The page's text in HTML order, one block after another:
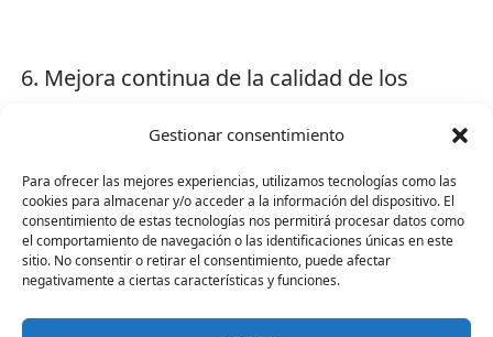
Gestionar consentimiento
Para ofrecer las mejores experiencias, utilizamos tecnologías como las
cookies para almacenar y/o acceder a la información del dispositivo. El
consentimiento de estas tecnologías nos permitirá procesar datos como
el comportamiento de navegación o las identificaciones únicas en este
sitio. No consentir o retirar el consentimiento, puede afectar
negativamente a ciertas características y funciones.
Mejora continua de la calidad de los
instalaciones, equipos y medios
disponibles, gracias al estudio de las
necesidades de partes interesadas y
análisis de la gestión del cambio, en pro
de la mejora del desempeño ambiental.